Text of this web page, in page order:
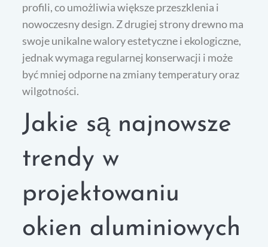
profili, co umożliwia większe przeszklenia i
nowoczesny design. Z drugiej strony drewno ma
swoje unikalne walory estetyczne i ekologiczne,
jednak wymaga regularnej konserwacji i może
być mniej odporne na zmiany temperatury oraz
wilgotności.
Jakie są najnowsze
trendy w
projektowaniu
okien aluminiowych